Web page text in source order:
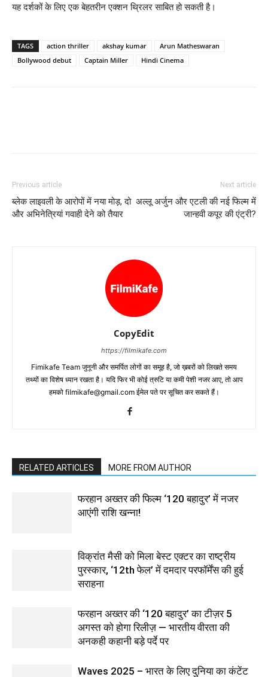
यह दर्शकों के लिए एक बेहतरीन एक्शन थ्रिलर साबित हो सकती है।
TAGS action thriller akshay kumar
Arun Matheswaran
Bollywood debut
Captain Miller Hindi Cinema
Previous article
ब्लेक लाइवली के आरोपों में नया मोड़, दो
और अभिनेत्रियां गवाही देने को तैयार
Next article
अल्लू अर्जुन और एटली की नई फिल्म में
जान्हवी कपूर की एंट्री?
CopyEdit
https://filmikafe.com
Fimikafe Team जुनूनी और समर्पित लोगों का समूह है, जो ख़बरों को लिखते समय
तथ्‍यों का विशेष ध्‍यान रखता है। यदि फिर भी कोई त्रुटि या कमी पेशी नजर आए, तो आप
हमको filmikafe@gmail.com ईमेल पते पर सूचित कर सकते हैं।
RELATED ARTICLES MORE FROM AUTHOR
फरहान अख्तर की फिल्म ‘120 बहादुर’ में नजर
आएंगी राशि खन्ना!
विक्रांत मैसी को मिला बेस्ट एक्टर का राष्ट्रीय
पुरस्कार, ‘12th फेल’ में दमदार परफॉर्मेंस की हुई
सराहना
फरहान अख्तर की ‘120 बहादुर’ का टीज़र 5
अगस्त को होगा रिलीज़ — भारतीय वीरता की
अनकही कहानी बड़े पर्दे पर
Waves 2025 – भारत के लिए दुनिया का कंटेंट